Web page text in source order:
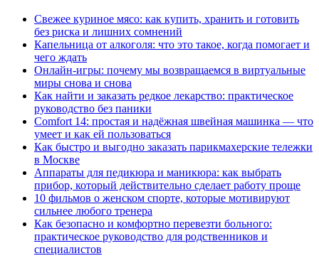
Свежее куриное мясо: как купить, хранить и готовить
без риска и лишних сомнений
Капельница от алкоголя: что это такое, когда помогает и
чего ждать
Онлайн-игры: почему мы возвращаемся в виртуальные
миры снова и снова
Как найти и заказать редкое лекарство: практическое
руководство без паники
Comfort 14: простая и надёжная швейная машинка — что
умеет и как ей пользоваться
Как быстро и выгодно заказать парикмахерские тележки
в Москве
Аппараты для педикюра и маникюра: как выбрать
прибор, который действительно сделает работу проще
10 фильмов о женском спорте, которые мотивируют
сильнее любого тренера
Как безопасно и комфортно перевезти больного:
практическое руководство для родственников и
специалистов